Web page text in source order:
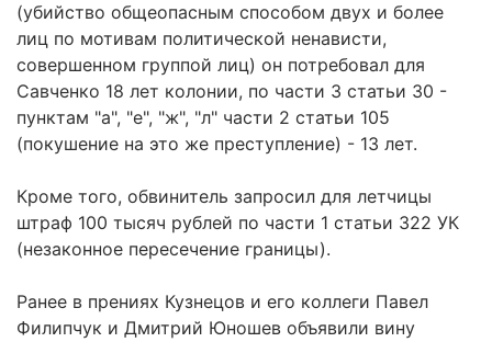
(убийство общеопасным способом двух и более
лиц по мотивам политической ненависти,
совершенном группой лиц) он потребовал для
Савченко 18 лет колонии, по части 3 статьи 30 -
пунктам "а", "е", "ж", "л" части 2 статьи 105
(покушение на это же преступление) - 13 лет.
Кроме того, обвинитель запросил для летчицы
штраф 100 тысяч рублей по части 1 статьи 322 УК
(незаконное пересечение границы).
Ранее в прениях Кузнецов и его коллеги Павел
Филипчук и Дмитрий Юношев объявили вину